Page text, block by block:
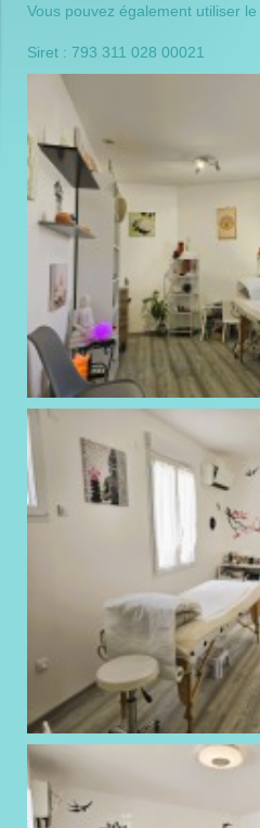
Vous pouvez également utiliser le
Siret : 793 311 028 00021